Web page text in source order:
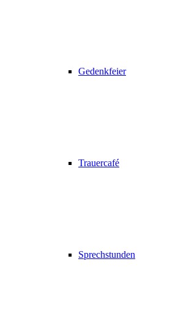
Gedenkfeier
Trauercafé
Sprechstunden